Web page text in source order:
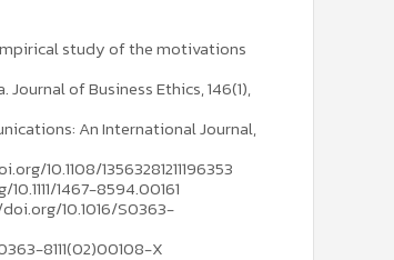
study of the motivations
of Business Ethics, 146(1),
An International Journal,
10.1108/13563281211196353
1467-8594.00161
10.1016/S0363-
8111(02)00108-X